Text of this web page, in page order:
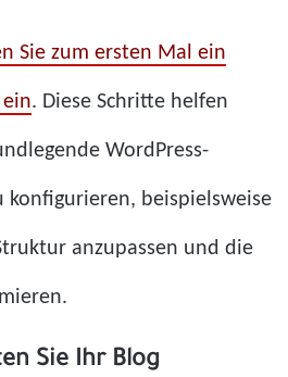
Sie zum ersten Mal ein
ein. Diese Schritte helfen
WordPress-
konfigurieren, beispielsweise
anzupassen und die
Sie Ihr Blog